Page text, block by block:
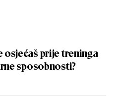
osjećaš prije treninga
sposobnosti?